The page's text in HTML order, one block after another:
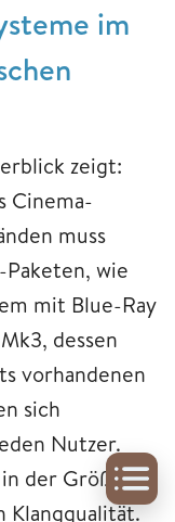
im
zeigt:
Cinema-
muss
wie
mit Blue-Ray
dessen
vorhandenen
sich
Nutzer.
der Größe
Klangqualität.